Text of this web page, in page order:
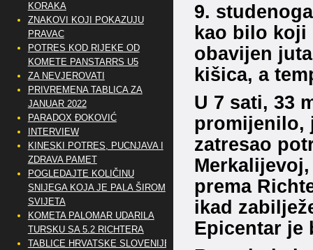
9.
kao bilo koji
obavijen
kišica, a
U 7 sati, 33
promijenilo,
zatresao
prema
ikad
Epicentar je
KORAKA
ZNAKOVI KOJI POKAZUJU
PRAVAC
POTRES KOD RIJEKE OD
KOMETE PANSTARRS U5
ZA NEVJEROVATI
PRIVREMENA TABLICA ZA
JANUAR 2022
PARADOX ĐOKOVIĆ
INTERVIEW
KINESKI POTRES, PUCNJAVA I
ZDRAVA PAMET
POGLEDAJTE KOLIČINU
SNIJEGA KOJA JE PALA ŠIROM
SVIJETA
KOMETA PALOMAR UDARILA
TURSKU SA 5.2 RICHTERA
TABLICE HRVATSKE SLOVENIJE